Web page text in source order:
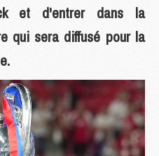
et d'entrer dans la
qui sera diffusé pour la